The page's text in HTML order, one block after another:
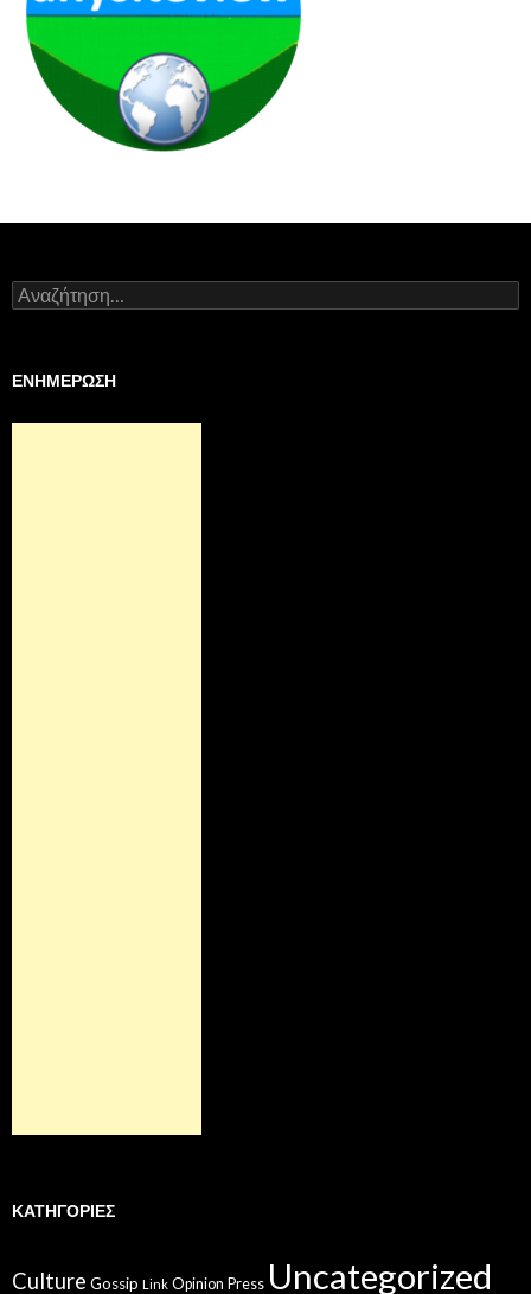
Αναζήτηση
για:
ΕΝΗΜΕΡΩΣΗ
ΚΑΤΗΓΟΡΊΕΣ
Culture Gossip Link Opinion Press Uncategorized